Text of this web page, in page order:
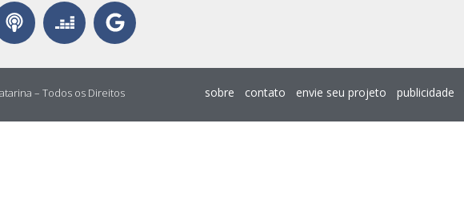
– Todos os Direitos sobre contato envie seu projeto publicidade